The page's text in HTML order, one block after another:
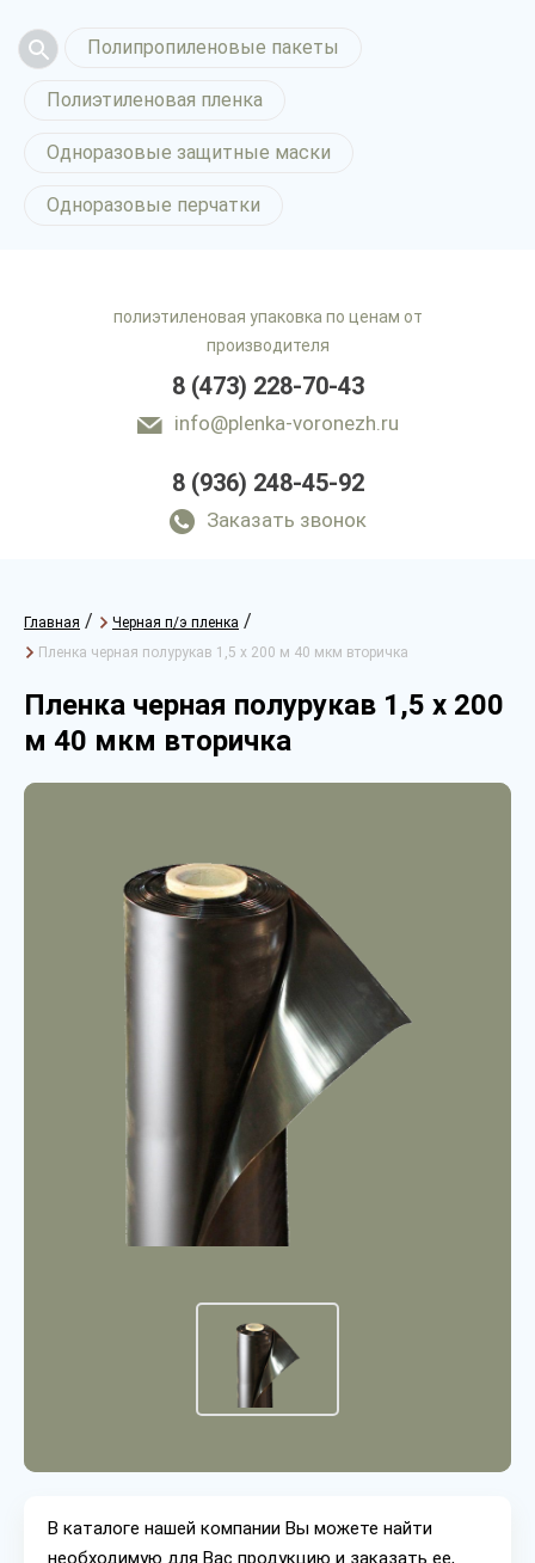
Полипропиленовые пакеты
Полиэтиленовая пленка
Одноразовые защитные маски
Одноразовые перчатки
полиэтиленовая упаковка по ценам от
производителя
8 (473) 228-70-43
info@plenka-voronezh.ru
8 (936) 248-45-92
Заказать звонок
Главная / Черная п/э пленка /
Пленка черная полурукав 1,5 х 200 м 40 мкм вторичка
Пленка черная полурукав 1,5 х 200
м 40 мкм вторичка
В каталоге нашей компании Вы можете найти
необходимую для Вас продукцию и заказать ее,